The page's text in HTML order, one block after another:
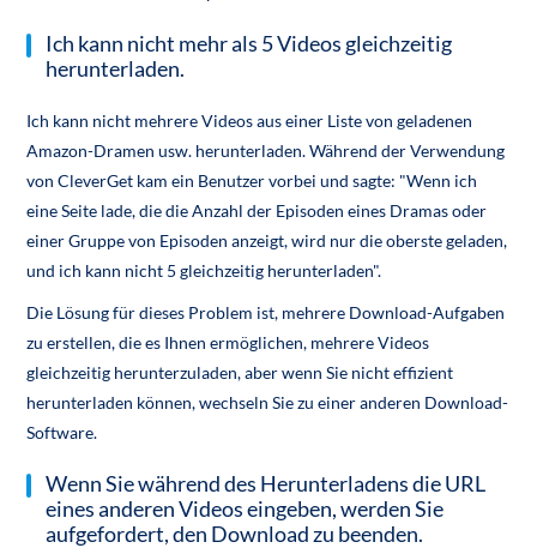
Ich kann nicht mehr als 5 Videos gleichzeitig
herunterladen.
Ich kann nicht mehrere Videos aus einer Liste von geladenen
Amazon-Dramen usw. herunterladen. Während der Verwendung
von CleverGet kam ein Benutzer vorbei und sagte: "Wenn ich
eine Seite lade, die die Anzahl der Episoden eines Dramas oder
einer Gruppe von Episoden anzeigt, wird nur die oberste geladen,
und ich kann nicht 5 gleichzeitig herunterladen".
Die Lösung für dieses Problem ist, mehrere Download-Aufgaben
zu erstellen, die es Ihnen ermöglichen, mehrere Videos
gleichzeitig herunterzuladen, aber wenn Sie nicht effizient
herunterladen können, wechseln Sie zu einer anderen Download-
Software.
Wenn Sie während des Herunterladens die URL
eines anderen Videos eingeben, werden Sie
aufgefordert, den Download zu beenden.